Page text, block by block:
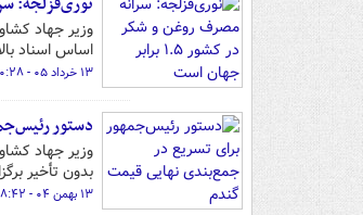
وزیر جهاد
اساس اسناد
۱۳ خرداد ۰۵ - ۱۰:۲۸
دستور
وزیر جهاد
بدون تأخیر
۱۳ بهمن ۰۴ - ۰۸:۴۲